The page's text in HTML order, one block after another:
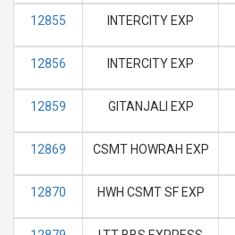
12855 INTERCITY EXP
12856 INTERCITY EXP
12859 GITANJALI EXP
12869 CSMT HOWRAH EXP
12870 HWH CSMT SF EXP